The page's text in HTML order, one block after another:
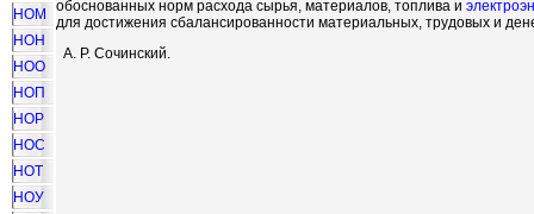
НОМ
НОН
НОО
НОП
НОР
НОС
НОТ
НОУ
обоснованных норм расхода сырья, материалов, топлива и
для достижения сбалансированности материальных, трудовых и
А. Р. Сочинский.